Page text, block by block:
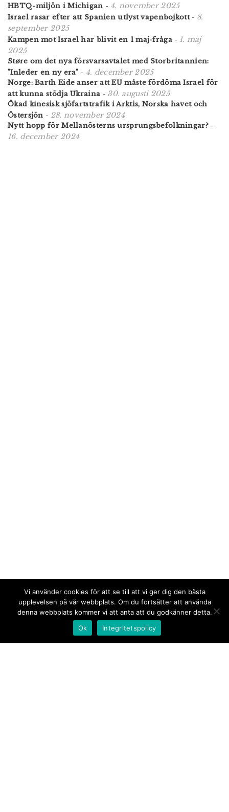
HBTQ-miljön i Michigan - 4. november 2025
Israel rasar efter att Spanien utlyst vapenbojkott- 8.
september 2025
Kampen mot Israel har blivit en 1 maj-fråga- 1. maj
2025
Støre om det nya försvarsavtalet med Storbritannien:
"Inleder en ny era" - 4. december 2025
Norge: Barth Eide anser att EU måste fördöma Israel för
att kunna stödja Ukraina - 30. augusti 2025
Ökad kinesisk sjöfartstrafik i Arktis, Norska havet och
Östersjön - 28. november 2024
Nytt hopp för Mellanösterns ursprungsbefolkningar? -
16. december 2024
Vi använder cookies för att se till att vi ger dig den bästa
upplevelsen på vår webbplats. Om du fortsätter att använda
denna webbplats kommer vi att anta att du godkänner detta.
Ok
Integritetspolicy